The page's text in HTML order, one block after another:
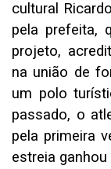
cultural
pela prefeita,
projeto,
na união de
um polo
passado, o
pela primeira
estreia